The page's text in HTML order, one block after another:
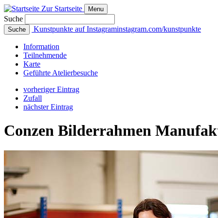
Zur Startseite Menu
Suche
Suche Kunstpunkte auf Instagraminstagram.com/kunstpunkte
Information
Teilnehmende
Karte
Geführte Atelierbesuche
vorheriger Eintrag
Zufall
nächster Eintrag
Conzen Bilderrahmen